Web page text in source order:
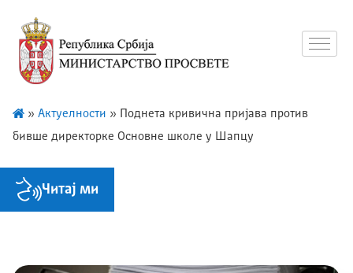
» Актуелности » Поднета кривична пријава против
бивше директорке Основне школе у Шапцу
Читај ми